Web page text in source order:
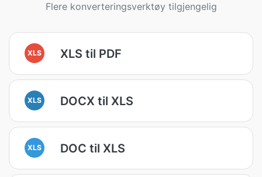
Flere konverteringsverktøy tilgjengelig
XLS XLS til PDF
XLS DOCX til XLS
XLS DOC til XLS